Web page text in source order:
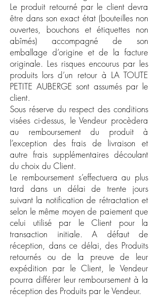
Le produit retourné par le client devra
être dans son exact état (bouteilles non
ouvertes, bouchons et étiquettes non
abîmés) accompagné de son
emballage d’origine et de la facture
originale. Les risques encourus par les
produits lors d’un retour à LA TOUTE
PETITE AUBERGE sont assumés par le
client.
Sous réserve du respect des conditions
visées ci-dessus, le Vendeur procèdera
au remboursement du produit à
l’exception des frais de livraison et
autre frais supplémentaires découlant
du choix du Client.
Le remboursement s’effectuera au plus
tard dans un délai de trente jours
suivant la notification de rétractation et
selon le même moyen de paiement que
celui utilisé par le Client pour la
transaction initiale. A défaut de
réception, dans ce délai, des Produits
retournés ou de la preuve de leur
expédition par le Client, le Vendeur
pourra différer leur remboursement à la
réception des Produits par le Vendeur.